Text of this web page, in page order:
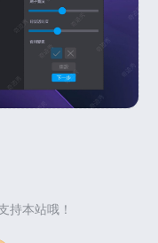
持本站哦！